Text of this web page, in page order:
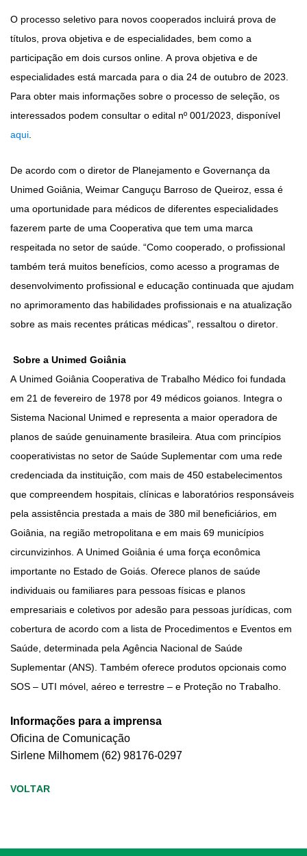
O processo seletivo para novos cooperados incluirá prova de
títulos, prova objetiva e de especialidades, bem como a
participação em dois cursos online. A prova objetiva e de
especialidades está marcada para o dia 24 de outubro de 2023.
Para obter mais informações sobre o processo de seleção, os
interessados podem consultar o edital nº 001/2023, disponível
aqui
De acordo com o diretor de Planejamento e Governança da
Unimed Goiânia, Weimar Canguçu Barroso de Queiroz, essa é
uma oportunidade para médicos de diferentes especialidades
fazerem parte de uma Cooperativa que tem uma marca
respeitada no setor de saúde. “Como cooperado, o profissional
também terá muitos benefícios, como acesso a programas de
desenvolvimento profissional e educação continuada que ajudam
no aprimoramento das habilidades profissionais e na atualização
sobre as mais recentes práticas médicas”, ressaltou o diretor.
Sobre a Unimed Goiânia
A Unimed Goiânia Cooperativa de Trabalho Médico foi fundada
em 21 de fevereiro de 1978 por 49 médicos goianos. Integra o
Sistema Nacional Unimed e representa a maior operadora de
planos de saúde genuinamente brasileira. Atua com princípios
cooperativistas no setor de Saúde Suplementar com uma rede
credenciada da instituição, com mais de 450 estabelecimentos
que compreendem hospitais, clínicas e laboratórios responsáveis
pela assistência prestada a mais de 380 mil beneficiários, em
Goiânia, na região metropolitana e em mais 69 municípios
circunvizinhos. A Unimed Goiânia é uma força econômica
importante no Estado de Goiás. Oferece planos de saúde
individuais ou familiares para pessoas físicas e planos
empresariais e coletivos por adesão para pessoas jurídicas, com
cobertura de acordo com a lista de Procedimentos e Eventos em
Saúde, determinada pela Agência Nacional de Saúde
Suplementar (ANS). Também oferece produtos opcionais como
SOS – UTI móvel, aéreo e terrestre – e Proteção no Trabalho.
Informações para a imprensa
Oficina de Comunicação
Sirlene Milhomem (62) 98176-0297
VOLTAR